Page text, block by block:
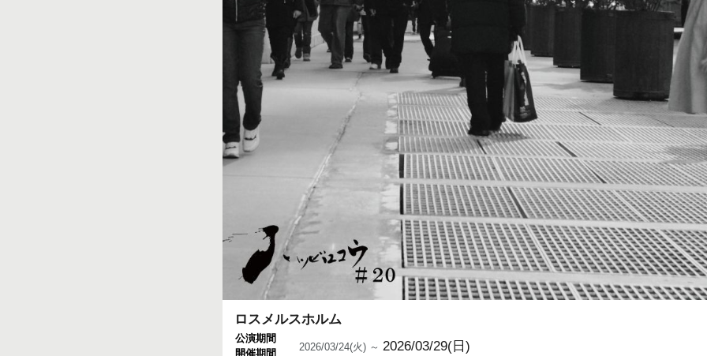
ロスメルスホルム
公演期間
開催期間
2026/03/24(火) ～ 2026/03/29(日)